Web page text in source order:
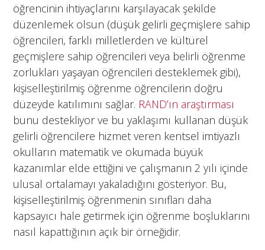
öğrencinin ihtiyaçlarını karşılayacak şekilde
düzenlemek olsun (düşük gelirli geçmişlere sahip
öğrencileri, farklı milletlerden ve kültürel
geçmişlere sahip öğrencileri veya belirli öğrenme
zorlukları yaşayan öğrencileri desteklemek gibi),
kişiselleştirilmiş öğrenme öğrencilerin doğru
düzeyde katılımını sağlar. RAND’ın araştırması
bunu destekliyor ve bu yaklaşımı kullanan düşük
gelirli öğrencilere hizmet veren kentsel imtiyazlı
okulların matematik ve okumada büyük
kazanımlar elde ettiğini ve çalışmanın 2 yılı içinde
ulusal ortalamayı yakaladığını gösteriyor. Bu,
kişiselleştirilmiş öğrenmenin sınıfları daha
kapsayıcı hale getirmek için öğrenme boşluklarını
nasıl kapattığının açık bir örneğidir.